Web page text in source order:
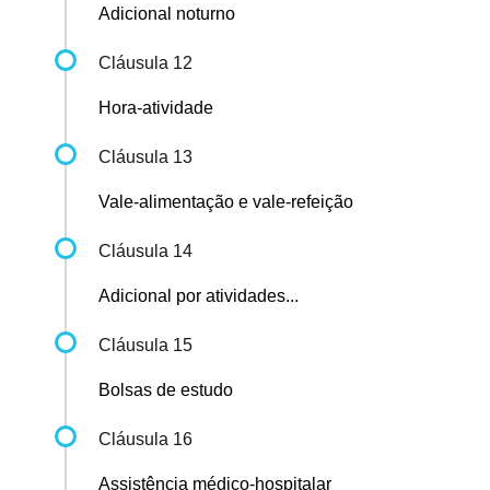
Adicional noturno
Cláusula 12
Hora-atividade
Cláusula 13
Vale-alimentação e vale-refeição
Cláusula 14
Adicional por atividades...
Cláusula 15
Bolsas de estudo
Cláusula 16
Assistência médico-hospitalar